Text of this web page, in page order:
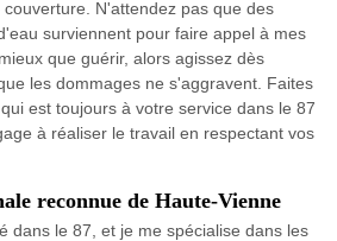
N'attendez pas que des
surviennent pour faire appel à mes
que guérir, alors agissez dès
les dommages ne s'aggravent. Faites
est toujours à votre service dans le 87
à réaliser le travail en respectant vos
reconnue de Haute-Vienne
dans le 87, et je me spécialise dans les